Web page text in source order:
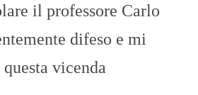
il professore Carlo
difeso e mi
vicenda